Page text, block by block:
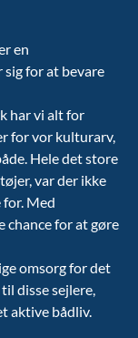
en
for at bevare
har vi alt for
for vor kulturarv,
Hele det store
var der ikke
for. Med
chance for at gøre
omsorg for det
disse sejlere,
aktive bådliv.